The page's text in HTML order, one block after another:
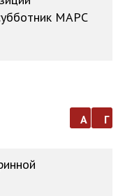
МАРС
а г